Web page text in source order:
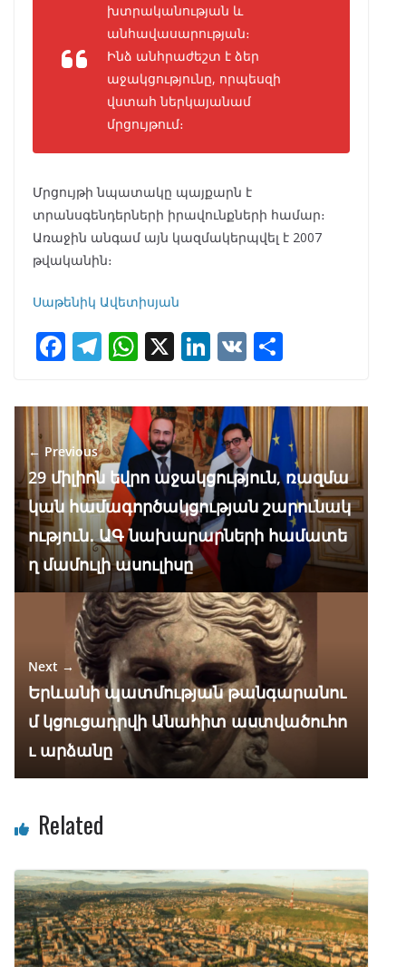
խտրականության և
անհավասարության։
Ինձ անհրաժեշտ է ձեր
աջակցությունը, որպեսզի
վստահ ներկայանամ
մրցույթում։
Մրցույթի նպատակը պայքարն է
տրանսգենդերների իրավունքների համար։
Առաջին անգամ այն կազմակերպվել է 2007
թվականին։
Սաթենիկ Ավետիսյան
F
e
b
o
o
k
T
e
gr
a
m
W
at
s
A
p
p
X Li
k
e
dI
n
V
ar
e
← Previous
29 միլիոն եվրո աջակցություն, ռազմա
կան համագործակցության շարունակ
ություն․ ԱԳ նախարարների համատե
ղ մամուլի ասուլիսը
Next →
Երևանի պատմության թանգարանու
մ կցուցադրվի Անահիտ աստվածուհո
ւ արձանը
Related